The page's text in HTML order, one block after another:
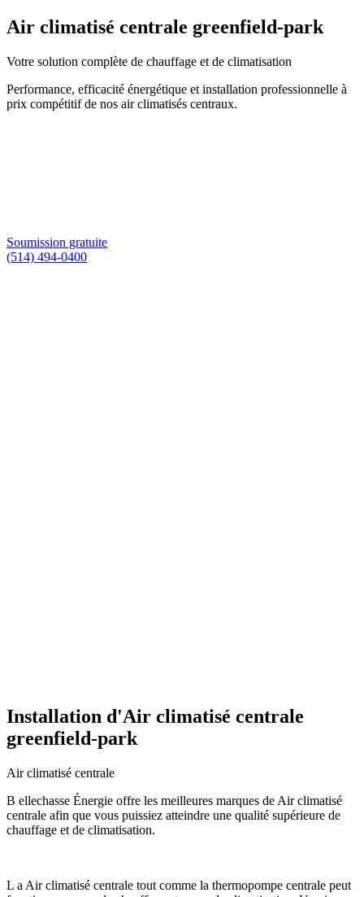
Air climatisé centrale greenfield-park
Votre solution complète de chauffage et de climatisation
Performance, efficacité énergétique et installation professionnelle à
prix compétitif de nos air climatisés centraux.
Soumission gratuite
(514) 494-0400
Installation d'Air climatisé centrale
greenfield-park
Air climatisé centrale
B ellechasse Énergie offre les meilleures marques de Air climatisé
centrale afin que vous puissiez atteindre une qualité supérieure de
chauffage et de climatisation.
L a Air climatisé centrale tout comme la thermopompe centrale peut